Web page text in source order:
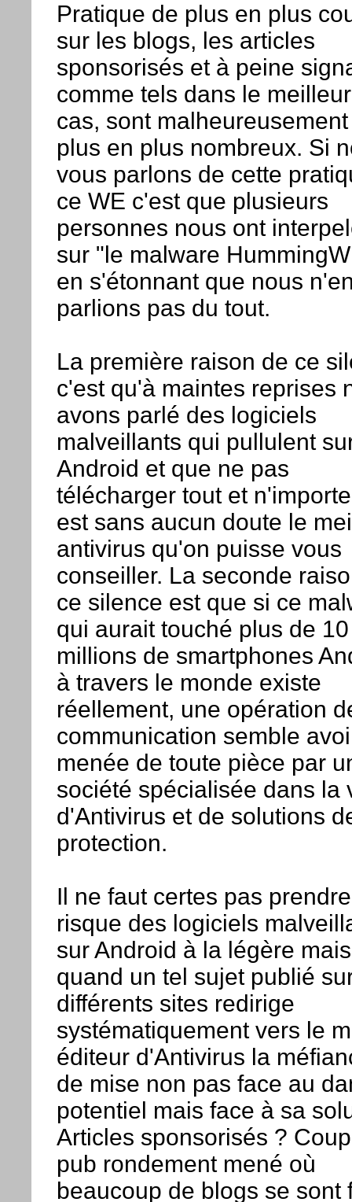
Pratique de plus en plus
sur les blogs, les articles
sponsorisés et à peine
comme tels dans le
cas, sont
plus en plus nombreux. Si
vous parlons de cette
ce WE c'est que plusieurs
personnes nous ont
sur "le malware
en s'étonnant que nous
parlions pas du tout.
La première raison de ce
c'est qu'à maintes reprises
avons parlé des logiciels
malveillants qui pullulent
Android et que ne pas
télécharger tout et
est sans aucun doute le
antivirus qu'on puisse vous
conseiller. La seconde
ce silence est que si ce
qui aurait touché plus de 10
millions de smartphones
à travers le monde existe
réellement, une opération
communication semble
menée de toute pièce par
société spécialisée dans la
d'Antivirus et de solutions
protection.
Il ne faut certes pas
risque des logiciels
sur Android à la légère mais
quand un tel sujet publié
différents sites redirige
systématiquement vers le
éditeur d'Antivirus la
de mise non pas face au
potentiel mais face à sa
Articles sponsorisés ?
pub rondement mené où
beaucoup de blogs se sont